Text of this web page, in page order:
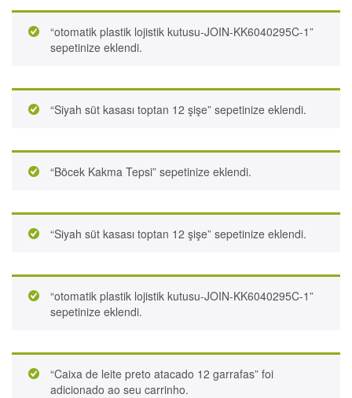
“otomatik plastik lojistik kutusu-JOIN-KK6040295C-1”
sepetinize eklendi.
“Siyah süt kasası toptan 12 şişe” sepetinize eklendi.
“Böcek Kakma Tepsi” sepetinize eklendi.
“Siyah süt kasası toptan 12 şişe” sepetinize eklendi.
“otomatik plastik lojistik kutusu-JOIN-KK6040295C-1”
sepetinize eklendi.
“Caixa de leite preto atacado 12 garrafas” foi
adicionado ao seu carrinho.